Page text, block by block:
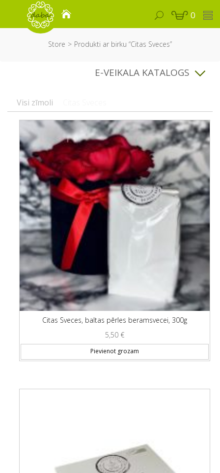
0
Store Produkti ar birku “Citas Sveces”
E-VEIKALA KATALOGS
Visi zīmoli
Citas Sveces, baltas pērles beramsvecei, 300g
5,50 €
Pievienot grozam